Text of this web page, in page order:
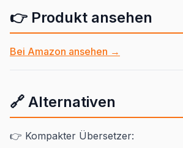
👉 Produkt ansehen
Bei Amazon ansehen →
🔗 Alternativen
👉 Kompakter Übersetzer: